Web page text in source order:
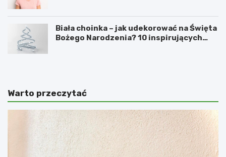
Biała choinka – jak udekorować na Święta
Bożego Narodzenia? 10 inspirujących
Warto przeczytać